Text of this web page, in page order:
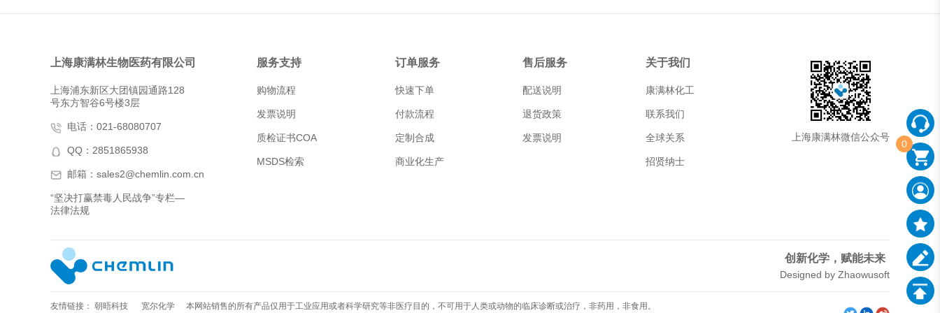
上海康满林生物医药有限公司
上海浦东新区大团镇园通路128
号东方智谷6号楼3层
电话：021-68080707
QQ：2851865938
邮箱：sales2@chemlin.com.cn
“坚决打赢禁毒人民战争”专栏—
法律法规
服务支持
购物流程
发票说明
质检证书COA
MSDS检索
订单服务
快速下单
付款流程
定制合成
商业化生产
售后服务
配送说明
退货政策
发票说明
关于我们
康满林化工
联系我们
全球关系
招贤纳士
上海康满林微信公众号
创新化学，赋能未来
Designed by Zhaowusoft
友情链接： 朝晤科技 宽尔化学 本网站销售的所有产品仅用于工业应用或者科学研究等非医疗目的，不可用于人类或动物的临床诊断或治疗，非药用，非食用。
0